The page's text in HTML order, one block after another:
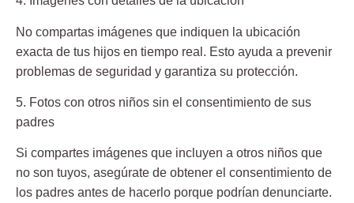
No compartas imágenes que indiquen la ubicación
exacta de tus hijos en tiempo real. Esto ayuda a prevenir
problemas de seguridad y garantiza su protección.
5. Fotos con otros niños sin el consentimiento de sus
padres
Si compartes imágenes que incluyen a otros niños que
no son tuyos, asegúrate de obtener el consentimiento de
los padres antes de hacerlo porque podrían denunciarte.